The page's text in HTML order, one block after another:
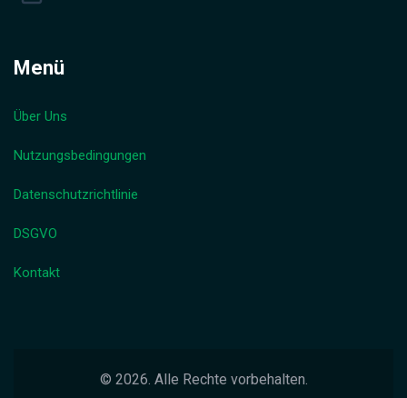
Menü
Über Uns
Nutzungsbedingungen
Datenschutzrichtlinie
DSGVO
Kontakt
© 2026. Alle Rechte vorbehalten.